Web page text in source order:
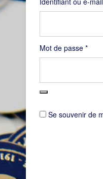
Mot de passe *
Se souvenir de